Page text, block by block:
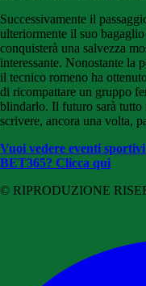
Successivamente il
ulteriormente il suo
conquisterà una salvezza
interessante. Nonostante la
il tecnico romeno ha
di ricompattare un gruppo
blindarlo. Il futuro sarà tutto
scrivere, ancora una volta,
Vuoi vedere eventi
BET365? Clicca qui
© RIPRODUZIONE